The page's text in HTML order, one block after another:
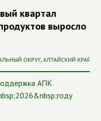
квартал
выросло
ОКРУГ, АЛТАЙСКИЙ КРАЙ